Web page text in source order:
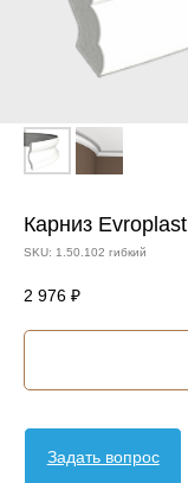
Карниз Evroplast
SKU: 1.50.102 гибкий
2 976 ₽
Задать вопрос